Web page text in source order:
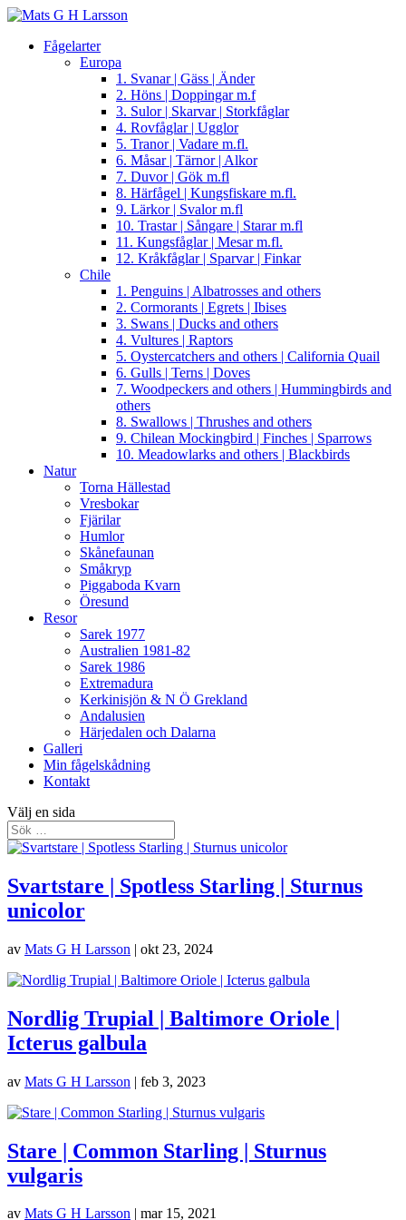
Fågelarter
Europa
1. Svanar | Gäss | Änder
2. Höns | Doppingar m.f
3. Sulor | Skarvar | Storkfåglar
4. Rovfåglar | Ugglor
5. Tranor | Vadare m.fl.
6. Måsar | Tärnor | Alkor
7. Duvor | Gök m.fl
8. Härfågel | Kungsfiskare m.fl.
9. Lärkor | Svalor m.fl
10. Trastar | Sångare | Starar m.fl
11. Kungsfåglar | Mesar m.fl.
12. Kråkfåglar | Sparvar | Finkar
Chile
1. Penguins | Albatrosses and others
2. Cormorants | Egrets | Ibises
3. Swans | Ducks and others
4. Vultures | Raptors
5. Oystercatchers and others | California Quail
6. Gulls | Terns | Doves
7. Woodpeckers and others | Hummingbirds and
others
8. Swallows | Thrushes and others
9. Chilean Mockingbird | Finches | Sparrows
10. Meadowlarks and others | Blackbirds
Natur
Torna Hällestad
Vresbokar
Fjärilar
Humlor
Skånefaunan
Småkryp
Piggaboda Kvarn
Öresund
Resor
Sarek 1977
Australien 1981-82
Sarek 1986
Extremadura
Kerkinisjön & N Ö Grekland
Andalusien
Härjedalen och Dalarna
Galleri
Min fågelskådning
Kontakt
Välj en sida
Svartstare | Spotless Starling | Sturnus
unicolor
av Mats G H Larsson | okt 23, 2024
Nordlig Trupial | Baltimore Oriole |
Icterus galbula
av Mats G H Larsson | feb 3, 2023
Stare | Common Starling | Sturnus
vulgaris
av Mats G H Larsson | mar 15, 2021